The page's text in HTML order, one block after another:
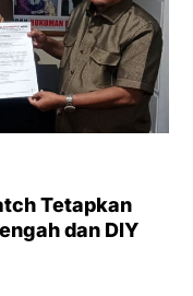
Tetapkan
dan DIY